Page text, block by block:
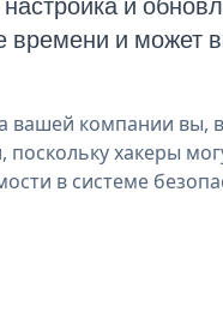
и может
вашей компании вы,
поскольку хакеры
в системе